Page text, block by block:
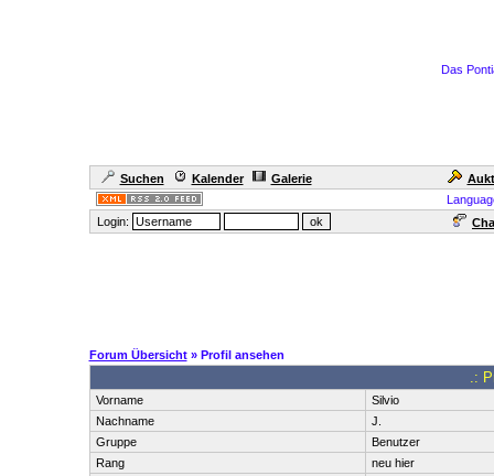
Das
Suchen Kalender Galerie
Login:
Forum Übersicht» Profil ansehen
.:
Vorname
Silvio
Nachname
J.
Gruppe
Benutzer
Rang
neu hier